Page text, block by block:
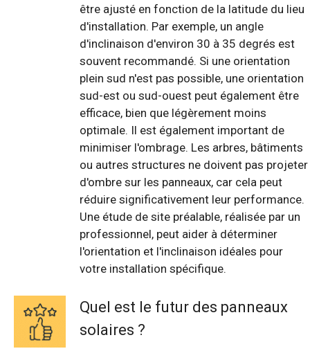
être ajusté en fonction de la latitude du lieu
d'installation. Par exemple, un angle
d'inclinaison d'environ 30 à 35 degrés est
souvent recommandé. Si une orientation
plein sud n'est pas possible, une orientation
sud-est ou sud-ouest peut également être
efficace, bien que légèrement moins
optimale. Il est également important de
minimiser l'ombrage. Les arbres, bâtiments
ou autres structures ne doivent pas projeter
d'ombre sur les panneaux, car cela peut
réduire significativement leur performance.
Une étude de site préalable, réalisée par un
professionnel, peut aider à déterminer
l'orientation et l'inclinaison idéales pour
votre installation spécifique.
Quel est le futur des panneaux
solaires ?